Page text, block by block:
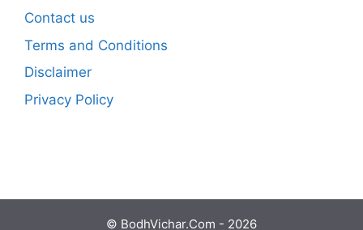
Contact us
Terms and Conditions
Disclaimer
Privacy Policy
© BodhVichar.Com - 2026